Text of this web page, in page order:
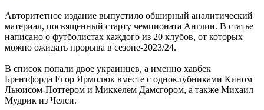
Авторитетное издание выпустило обширный аналитический
материал, посвященный старту чемпионата Англии. В статье
написано о футболистах каждого из 20 клубов, от которых
можно ожидать прорыва в сезоне-2023/24.
В список попали двое украинцев, а именно хавбек
Брентфорда Егор Ярмолюк вместе с одноклубниками Кином
Льюисом-Поттером и Миккелем Дамсгором, а также Михаил
Мудрик из Челси.